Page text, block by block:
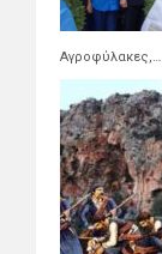
Αγροφύλακες,…